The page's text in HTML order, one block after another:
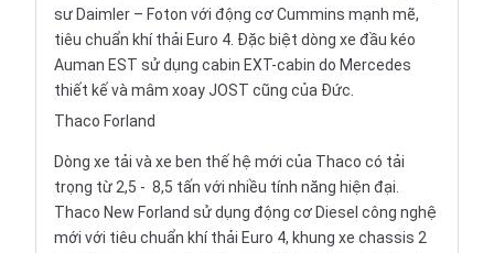
sư Daimler – Foton với động cơ Cummins mạnh mẽ,
tiêu chuẩn khí thải Euro 4. Đặc biệt dòng xe đầu kéo
Auman EST sử dụng cabin EXT-cabin do Mercedes
thiết kế và mâm xoay JOST cũng của Đức.
Thaco Forland
Dòng xe tải và xe ben thế hệ mới của Thaco có tải
trọng từ 2,5 - 8,5 tấn với nhiều tính năng hiện đại.
Thaco New Forland sử dụng động cơ Diesel công nghệ
mới với tiêu chuẩn khí thải Euro 4, khung xe chassis 2